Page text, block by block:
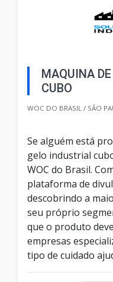
MAQUINA
CUBO
WOC DO BRASIL / SÃO
Se alguém está
gelo industrial
WOC do Brasil.
plataforma de
descobrindo a
seu próprio
que o produto
empresas
tipo de cuidado